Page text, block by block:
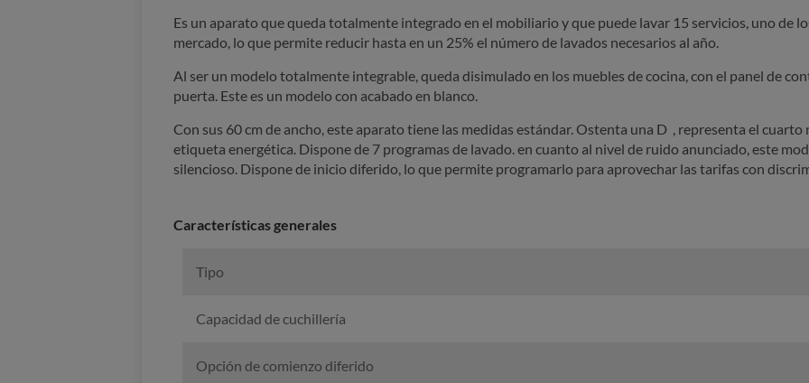
Es un aparato que queda totalmente integrado en el mobiliario y que puede lavar 15 servicios, uno de
mercado, lo que permite reducir hasta en un 25% el número de lavados necesarios al año.
Al ser un modelo totalmente integrable, queda disimulado en los muebles de cocina, con el panel de
puerta. Este es un modelo con acabado en blanco.
Con sus 60 cm de ancho, este aparato tiene las medidas estándar. Ostenta una D , representa el cuarto
etiqueta energética. Dispone de 7 programas de lavado. en cuanto al nivel de ruido anunciado, este
silencioso. Dispone de inicio diferido, lo que permite programarlo para aprovechar las tarifas con
Características generales
Tipo
Capacidad de cuchillería
Opción de comienzo diferido